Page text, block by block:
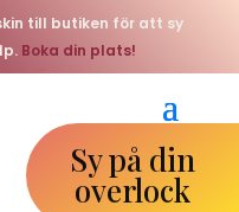
till butiken för att sy
Boka din plats!
Sy på din
overlock